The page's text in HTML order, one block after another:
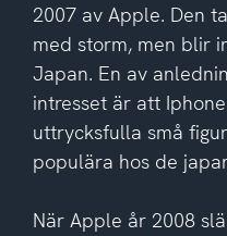
2007 av Apple. Den
med storm, men blir
Japan. En av
intresset är att
uttrycksfulla små
populära hos de
När Apple år 2008